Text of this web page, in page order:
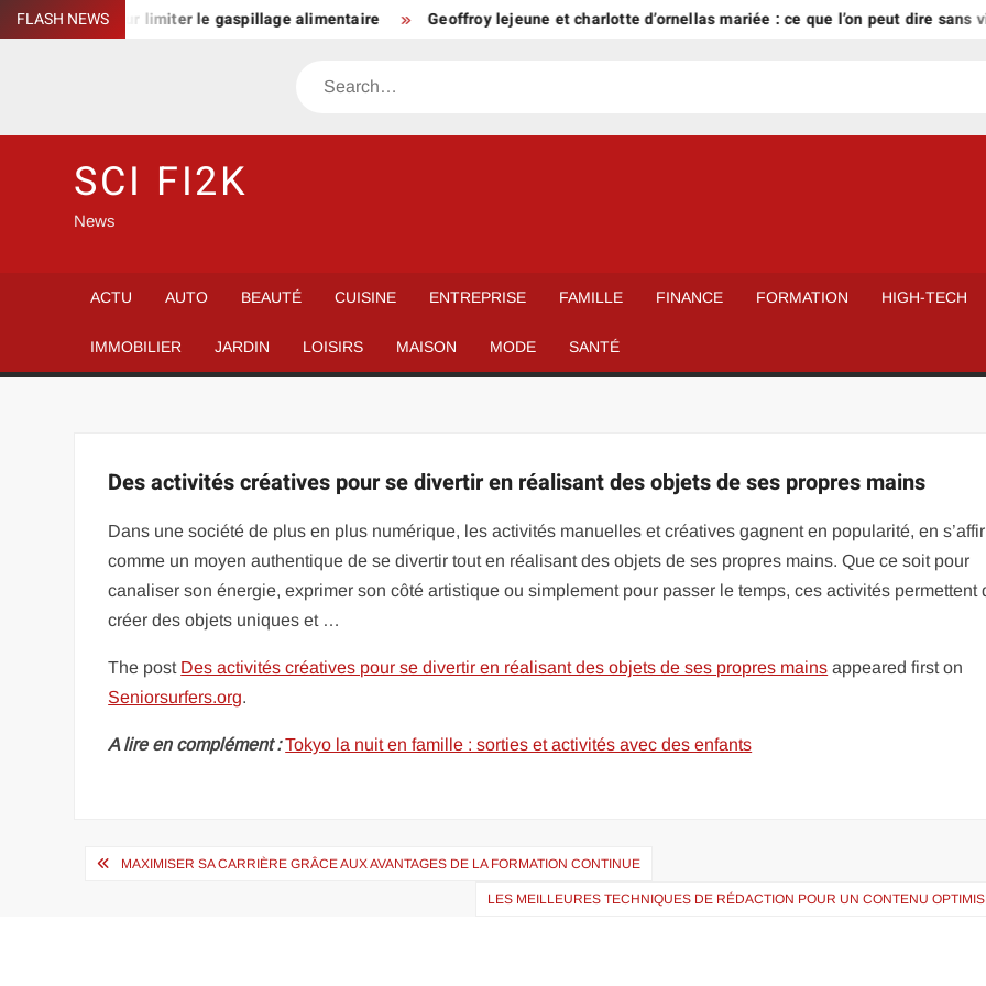
Skip
to
FLASH NEWS
simple pour limiter le gaspillage alimentaire Geoffroy lejeune et charlotte d’ornellas mariée : ce que l’on peut dire sans
Search
SCI FI2K
News
ACTU AUTO BEAUTÉ CUISINE ENTREPRISE FAMILLE FINANCE FORMATION HIGH-TECH
IMMOBILIER JARDIN LOISIRS MAISON MODE SANTÉ
Des activités créatives pour se divertir en réalisant des objets de ses propres mains
Dans une société de plus en plus numérique, les activités manuelles et créatives gagnent en popularité, en
comme un moyen authentique de se divertir tout en réalisant des objets de ses propres mains. Que ce soit pour
canaliser son énergie, exprimer son côté artistique ou simplement pour passer le temps, ces activités permettent
créer des objets uniques et …
The post Des activités créatives pour se divertir en réalisant des objets de ses propres mains appeared first on
Seniorsurfers.org.
A lire en complément : Tokyo la nuit en famille : sorties et activités avec des enfants
Navigation
MAXIMISER SA CARRIÈRE GRÂCE AUX AVANTAGES DE LA FORMATION CONTINUE
LES MEILLEURES TECHNIQUES DE RÉDACTION POUR UN CONTENU